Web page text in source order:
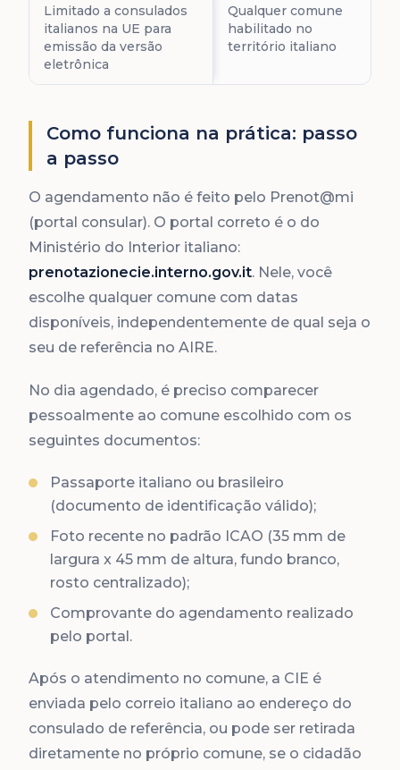
Limitado a consulados
italianos na UE para
emissão da versão
eletrônica
Qualquer comune
habilitado no
território italiano
Como funciona na prática: passo
a passo
O agendamento não é feito pelo Prenot@mi
(portal consular). O portal correto é o do
Ministério do Interior italiano:
prenotazionecie.interno.gov.it. Nele, você
escolhe qualquer comune com datas
disponíveis, independentemente de qual seja o
seu de referência no AIRE.
No dia agendado, é preciso comparecer
pessoalmente ao comune escolhido com os
seguintes documentos:
Passaporte italiano ou brasileiro
(documento de identificação válido);
Foto recente no padrão ICAO (35 mm de
largura x 45 mm de altura, fundo branco,
rosto centralizado);
Comprovante do agendamento realizado
pelo portal.
Após o atendimento no comune, a CIE é
enviada pelo correio italiano ao endereço do
consulado de referência, ou pode ser retirada
diretamente no próprio comune, se o cidadão